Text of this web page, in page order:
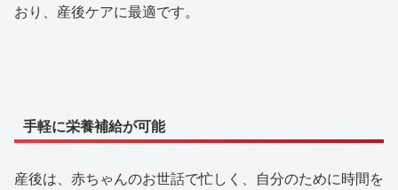
おり、産後ケアに最適です。
手軽に栄養補給が可能
産後は、赤ちゃんのお世話で忙しく、自分のために時間を